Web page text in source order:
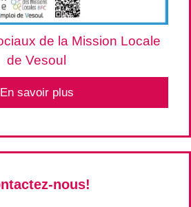
de la Mission Locale
de Vesoul
En savoir plus
nous!